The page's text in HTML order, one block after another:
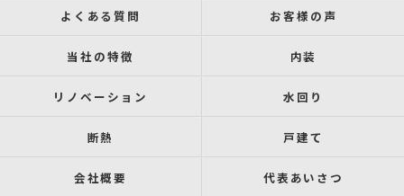
よくある質問 お客様の声
当社の特徴 内装
リノベーション 水回り
断熱 戸建て
会社概要 代表あいさつ